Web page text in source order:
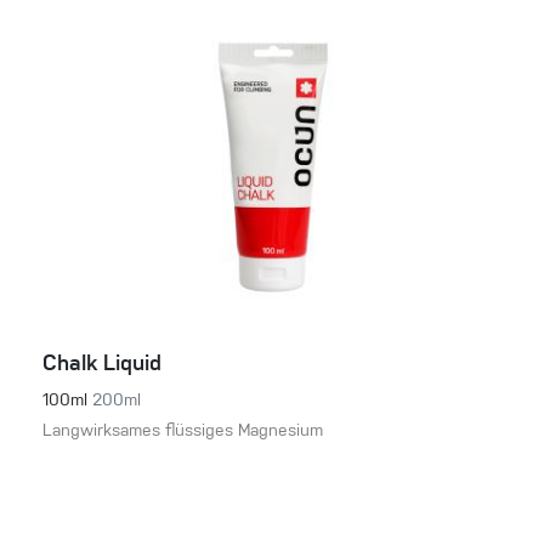
Chalk Liquid
100ml 200ml
Langwirksames flüssiges Magnesium